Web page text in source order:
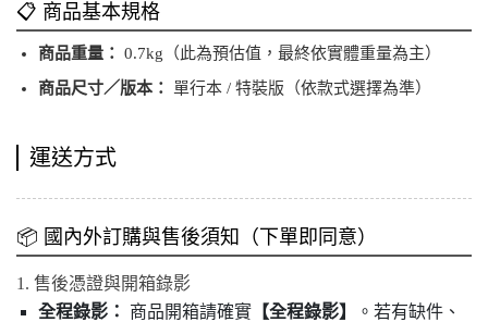
📋 商品基本規格
商品重量： 0.7kg（此為預估值，最終依實體重量為主）
商品尺寸／版本：
單行本 / 特裝版（依款式選擇為準）
運送方式
📦 國內外訂購與售後須知（下單即同意）
1. 售後憑證與開箱錄影
全程錄影：
商品開箱請確實 【全程錄影】
。若有缺件、